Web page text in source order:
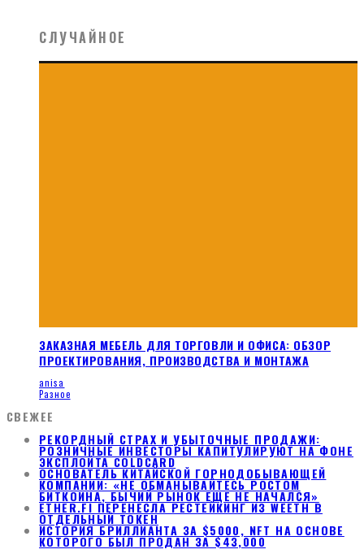
СЛУЧАЙНОЕ
ЗАКАЗНАЯ МЕБЕЛЬ ДЛЯ ТОРГОВЛИ И ОФИСА: ОБЗОР
ПРОЕКТИРОВАНИЯ, ПРОИЗВОДСТВА И МОНТАЖА
anisa
Разное
СВЕЖЕЕ
РЕКОРДНЫЙ СТРАХ И УБЫТОЧНЫЕ ПРОДАЖИ:
РОЗНИЧНЫЕ ИНВЕСТОРЫ КАПИТУЛИРУЮТ НА ФОНЕ
ЭКСПЛОЙТА COLDCARD
ОСНОВАТЕЛЬ КИТАЙСКОЙ ГОРНОДОБЫВАЮЩЕЙ
КОМПАНИИ: «НЕ ОБМАНЫВАЙТЕСЬ РОСТОМ
БИТКОИНА, БЫЧИЙ РЫНОК ЕЩЕ НЕ НАЧАЛСЯ»
ETHER.FI ПЕРЕНЕСЛА РЕСТЕЙКИНГ ИЗ WEETH В
ОТДЕЛЬНЫЙ ТОКЕН
ИСТОРИЯ БРИЛЛИАНТА ЗА $5000, NFT НА ОСНОВЕ
КОТОРОГО БЫЛ ПРОДАН ЗА $43,000